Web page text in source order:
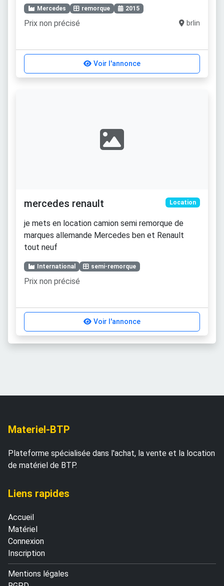
Mercedes remorque 2015
Prix non précisé brlin
Voir l'annonce
mercedes renault Location
je mets en location camion semi remorque de
marques allemande Mercedes ben et Renault
tout neuf
International semi-remorque
Prix non précisé
Voir l'annonce
Materiel-BTP
Plateforme spécialisée dans l'achat, la vente et la location
de matériel de BTP.
Liens rapides
Accueil
Matériel
Connexion
Inscription
Mentions légales